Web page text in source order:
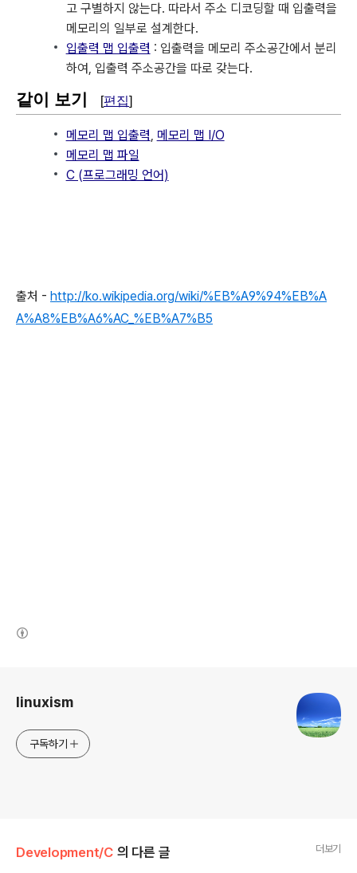
고 구별하지 않는다. 따라서 주소 디코딩할 때 입출력을
메모리의 일부로 설계한다.
입출력 맵 입출력 : 입출력을 메모리 주소공간에서 분리
하여, 입출력 주소공간을 따로 갖는다.
같이 보기 [편집]
메모리 맵 입출력, 메모리 맵 I/O
메모리 맵 파일
C (프로그래밍 언어)
출처 - http://ko.wikipedia.org/wiki/%EB%A9%94%EB%A
A%A8%EB%A6%AC_%EB%A7%B5
linuxism
구독하기
Development/C 의 다른 글 더보기